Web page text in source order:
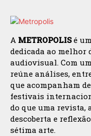
A METROPOLISé
dedicada ao melhor
audiovisual. Com
reúne análises,
que acompanham
festivais
do que uma revista,
descoberta e
sétima arte.